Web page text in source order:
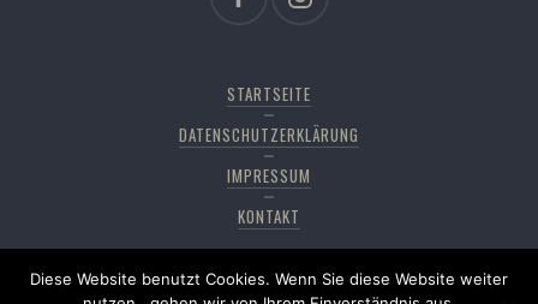
STARTSEITE
DATENSCHUTZERKLÄRUNG
IMPRESSUM
KONTAKT
Copyright © 2026Pfänderdohle . All rights reserved,
Diese Website benutzt Cookies. Wenn Sie diese Website weiter